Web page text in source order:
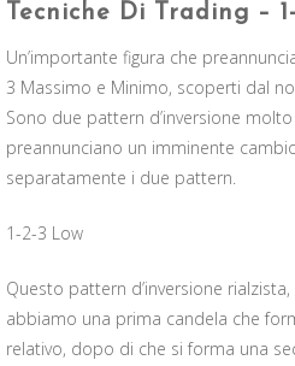
Tecniche Di Trading –
Un’importante figura che
3 Massimo e Minimo, scoperti dal
Sono due pattern d’inversione
preannunciano un imminente
separatamente i due pattern.
1-2-3 Low
Questo pattern d’inversione
abbiamo una prima candela che
relativo, dopo di che si forma una